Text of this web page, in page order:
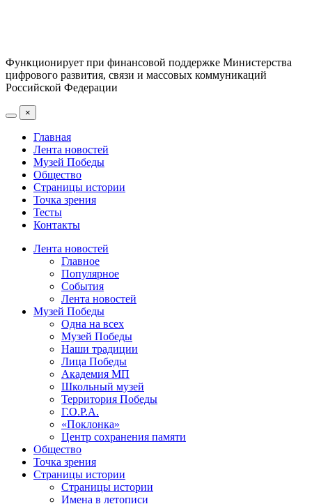
Функционирует при финансовой поддержке Министерства
цифрового развития, связи и массовых коммуникаций
Российской Федерации
×
Главная
Лента новостей
Музей Победы
Общество
Страницы истории
Точка зрения
Тесты
Контакты
Лента новостей
Главное
Популярное
События
Лента новостей
Музей Победы
Одна на всех
Музей Победы
Наши традиции
Лица Победы
Академия МП
Школьный музей
Территория Победы
Г.О.Р.А.
«Поклонка»
Центр сохранения памяти
Общество
Точка зрения
Страницы истории
Страницы истории
Имена в летописи